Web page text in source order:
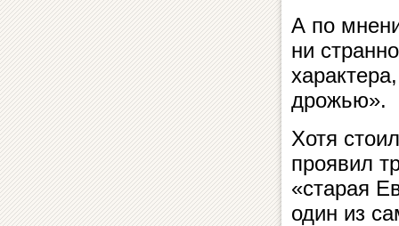
А по
ни
дрожью».
Хотя
проявил
«старая
один из